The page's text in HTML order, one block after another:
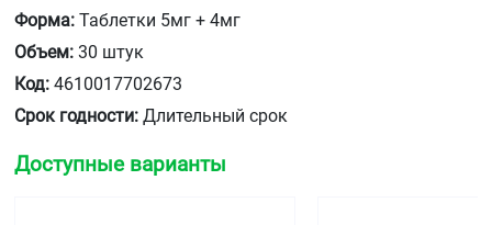
Форма: Таблетки 5мг + 4мг
Объем: 30 штук
Код: 4610017702673
Срок годности: Длительный срок
Доступные варианты